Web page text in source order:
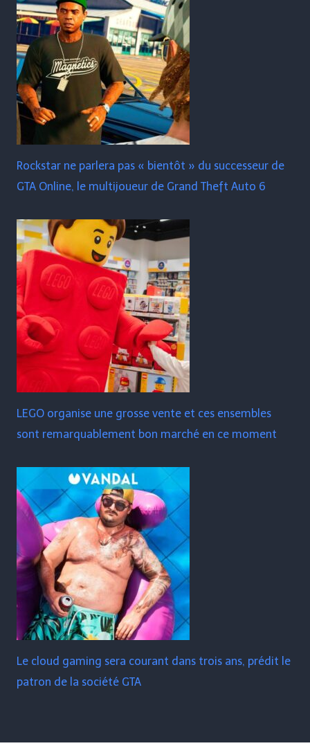
Rockstar ne parlera pas « bientôt » du successeur de
GTA Online, le multijoueur de Grand Theft Auto 6
LEGO organise une grosse vente et ces ensembles
sont remarquablement bon marché en ce moment
Le cloud gaming sera courant dans trois ans, prédit le
patron de la société GTA